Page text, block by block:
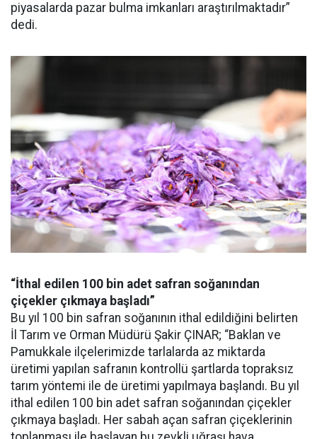
piyasalarda pazar bulma imkanları araştırılmaktadır”
dedi.
“İthal edilen 100 bin adet safran soğanından
çiçekler çıkmaya başladı”
Bu yıl 100 bin safran soğanının ithal edildiğini belirten
İl Tarım ve Orman Müdürü Şakir ÇINAR; “Baklan ve
Pamukkale ilçelerimizde tarlalarda az miktarda
üretimi yapılan safranın kontrollü şartlarda topraksız
tarım yöntemi ile de üretimi yapılmaya başlandı. Bu yıl
ithal edilen 100 bin adet safran soğanından çiçekler
çıkmaya başladı. Her sabah açan safran çiçeklerinin